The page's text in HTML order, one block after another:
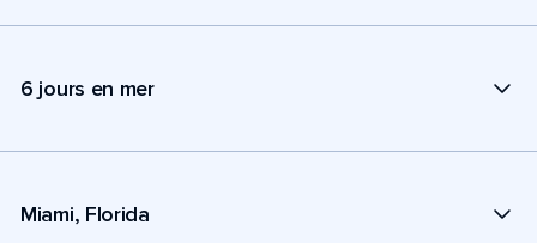
6 jours en mer
Miami, Florida